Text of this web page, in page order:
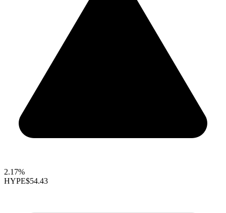
2.17%
HYPE$54.43